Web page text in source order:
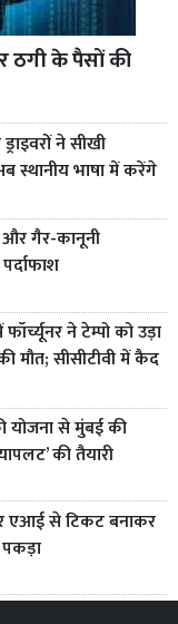
ठगी के पैसों की
ने सीखी
स्थानीय भाषा में करेंगे
और गैर-कानूनी
ने टेम्पो को उड़ा
मौत; सीसीटीवी में कैद
से मुंबई की
की तैयारी
से टिकट बनाकर
पकड़ा